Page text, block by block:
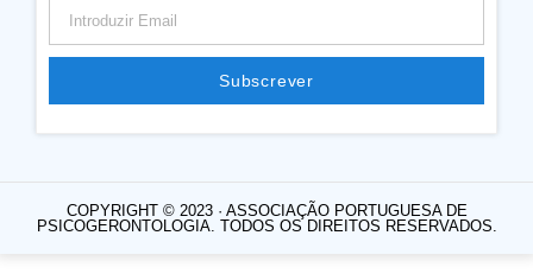
Subscrever
COPYRIGHT © 2023 · ASSOCIAÇÃO PORTUGUESA DE
PSICOGERONTOLOGIA. TODOS OS DIREITOS RESERVADOS.